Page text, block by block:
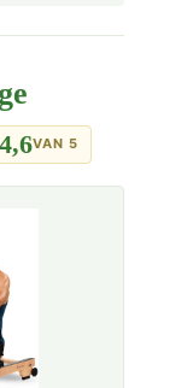
4,6VAN 5